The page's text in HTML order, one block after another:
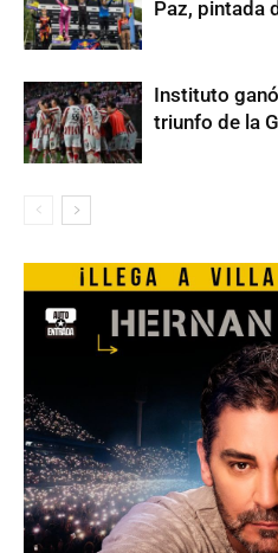
Paz, pintada
Instituto
triunfo de la